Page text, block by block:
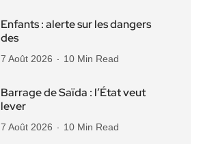
Enfants : alerte sur les dangers
des
7 Août 2026 10 Min Read
Barrage de Saïda : l’État veut
lever
7 Août 2026 10 Min Read